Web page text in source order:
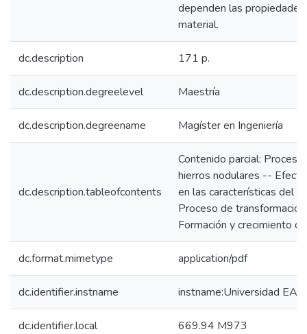
dependen las
material.
dc.description 171 p.
dc.description.degreelevel Maestría
dc.description.degreename Magíster en Ingeniería
dc.description.tableofcontents
Contenido parcial:
hierros nodulares --
en las características del
Proceso de
Formación y crecimiento
dc.format.mimetype application/pdf
dc.identifier.instname instname:Universidad
dc.identifier.local 669.94 M973